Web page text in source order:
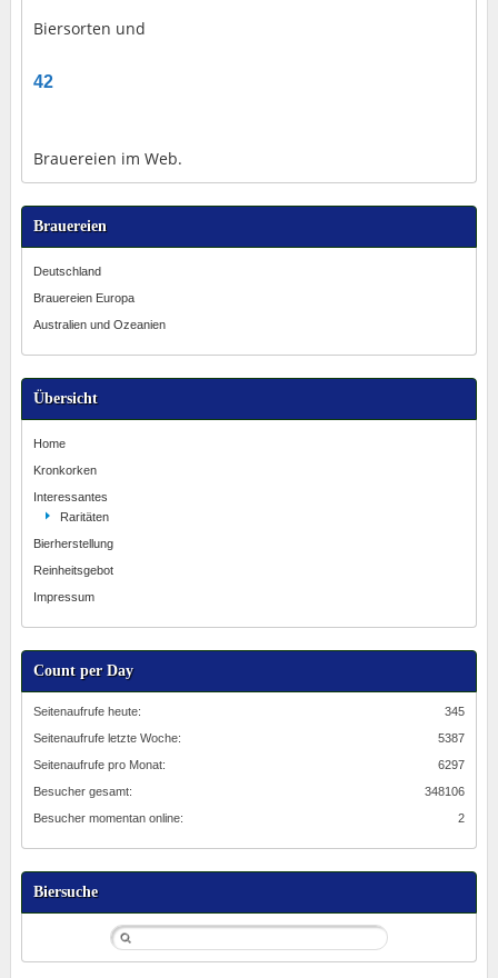
Biersorten und
42
Brauereien im Web.
Brauereien
Deutschland
Brauereien Europa
Australien und Ozeanien
Übersicht
Home
Kronkorken
Interessantes
Raritäten
Bierherstellung
Reinheitsgebot
Impressum
Count per Day
345
Seitenaufrufe heute:
5387
Seitenaufrufe letzte Woche:
6297
Seitenaufrufe pro Monat:
348106
Besucher gesamt:
2
Besucher momentan online:
Biersuche